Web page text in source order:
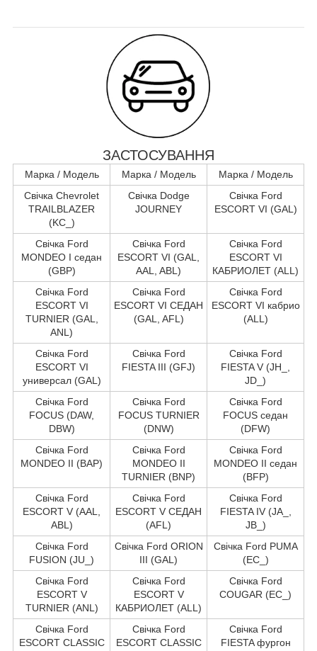
ЗАСТОСУВАННЯ
Марка / Модель Марка / Модель
Марка / Модель
Свічка Chevrolet
TRAILBLAZER
(KC_)
Свічка Dodge
JOURNEY
Свічка Ford
ESCORT VI (GAL)
Свічка Ford
MONDEO I седан
(GBP)
Свічка Ford
ESCORT VI (GAL,
AAL, ABL)
Свічка Ford
ESCORT VI
КАБРИОЛЕТ (ALL)
Свічка Ford
ESCORT VI
TURNIER (GAL,
ANL)
Свічка Ford
ESCORT VI СЕДАН
(GAL, AFL)
Свічка Ford
ESCORT VI кабрио
(ALL)
Свічка Ford
ESCORT VI
универсал (GAL)
Свічка Ford
FIESTA III (GFJ)
Свічка Ford
FIESTA V (JH_,
JD_)
Свічка Ford
FOCUS (DAW,
DBW)
Свічка Ford
FOCUS TURNIER
(DNW)
Свічка Ford
FOCUS седан
(DFW)
Свічка Ford
MONDEO II (BAP)
Свічка Ford
MONDEO II
TURNIER (BNP)
Свічка Ford
MONDEO II седан
(BFP)
Свічка Ford
ESCORT V (AAL,
ABL)
Свічка Ford
ESCORT V СЕДАН
(AFL)
Свічка Ford
FIESTA IV (JA_,
JB_)
Свічка Ford
FUSION (JU_)
Свічка Ford ORION
III (GAL)
Свічка Ford PUMA
(EC_)
Свічка Ford
ESCORT V
TURNIER (ANL)
Свічка Ford
ESCORT V
КАБРИОЛЕТ (ALL)
Свічка Ford
COUGAR (EC_)
Свічка Ford
ESCORT CLASSIC
Свічка Ford
ESCORT CLASSIC
Свічка Ford
FIESTA фургон